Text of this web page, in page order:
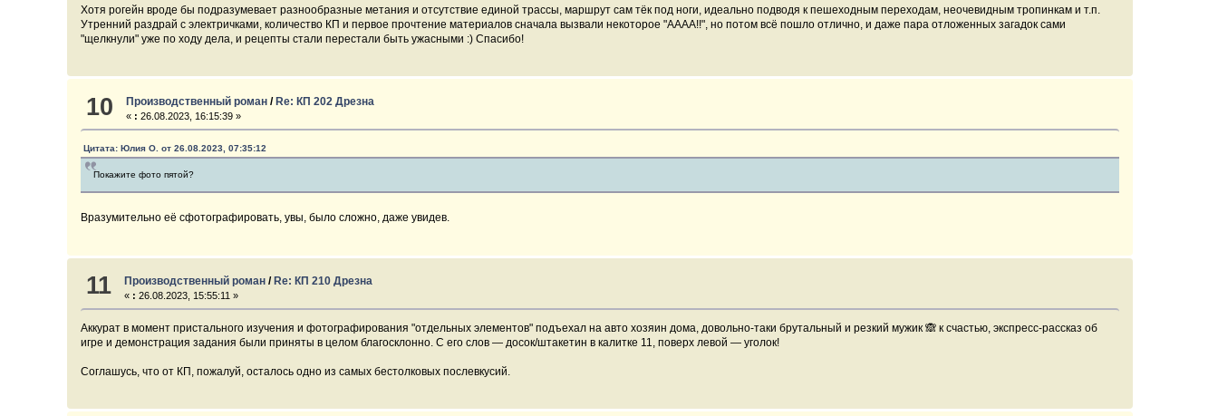
Хотя рогейн вроде бы подразумевает разнообразные метания и отсутствие единой трассы, маршрут сам тёк под ноги, идеально подводя к пешеходным переходам, неочевидным тропинкам и т.п.
Утренний раздрай с электричками, количество КП и первое прочтение материалов сначала вызвали некоторое "АААА!!", но потом всё пошло отлично, и даже пара отложенных загадок сами
"щелкнули" уже по ходу дела, и рецепты стали перестали быть ужасными :) Спасибо!
10 Производственный роман/ Re: КП 202 Дрезна
« : 26.08.2023, 16:15:39 »
Цитата: Юлия О. от 26.08.2023, 07:35:12
Покажите фото пятой?
Вразумительно её сфотографировать, увы, было сложно, даже увидев.
11 Производственный роман/ Re: КП 210 Дрезна
« : 26.08.2023, 15:55:11 »
Аккурат в момент пристального изучения и фотографирования "отдельных элементов" подъехал на авто хозяин дома, довольно-таки брутальный и резкий мужик 🙈 к счастью, экспресс-рассказ об
игре и демонстрация задания были приняты в целом благосклонно. С его слов — досок/штакетин в калитке 11, поверх левой — уголок!
Соглашусь, что от КП, пожалуй, осталось одно из самых бестолковых послевкусий.